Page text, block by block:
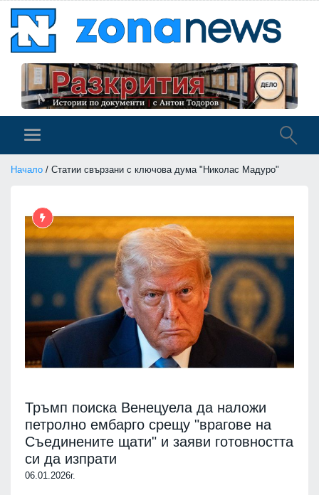
Начало / Статии свързани с ключова дума "Николас Мадуро"
Тръмп поиска Венецуела да наложи
петролно ембарго срещу "врагове на
Съединените щати" и заяви готовността
си да изпрати
06.01.2026г.